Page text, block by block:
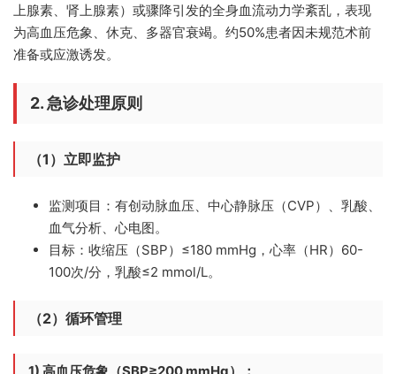
上腺素、肾上腺素）或骤降引发的全身血流动力学紊乱，表现
为高血压危象、休克、多器官衰竭。约50%患者因未规范术前
准备或应激诱发。
2. 急诊处理原则
（1）立即监护
监测项目： 有创动脉血压、中心静脉压（CVP）、乳酸、
血气分析、心电图。
目标： 收缩压（SBP）≤180 mmHg，心率（HR）60-
100次/分，乳酸≤2 mmol/L。
（2）循环管理